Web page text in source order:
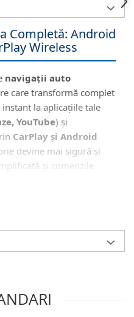
Completă: Android
Wireless
navigații auto
care transformă complet
instant la aplicațiile tale
YouTube) și
CarPlay și Android
devine mai sigură și
și comenzile
și Modernă